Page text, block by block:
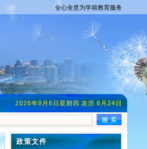
全心全意为学前教育服务
2026年8月6日星期四 农历 6月24日
政策文件